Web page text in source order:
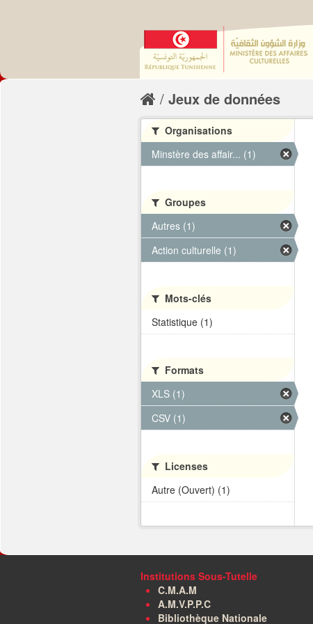
Jeux de données
Organisations
Minstère des affair... (1)
Groupes
Autres (1)
Action culturelle (1)
Mots-clés
Statistique (1)
Formats
XLS (1)
CSV (1)
Licenses
Autre (Ouvert) (1)
Institutions Sous-Tutelle
C.M.A.M
A.M.V.P.P.C
Bibliothèque Nationale